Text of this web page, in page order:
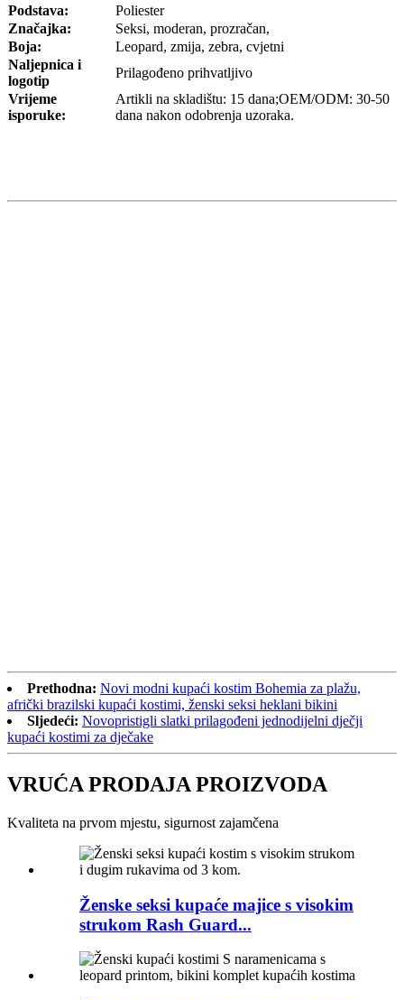
Podstava:
Poliester
Značajka:
Seksi, moderan, prozračan,
Boja:
Leopard, zmija, zebra, cvjetni
Naljepnica i
logotip
Prilagođeno prihvatljivo
Vrijeme
isporuke:
Artikli na skladištu: 15 dana;OEM/ODM: 30-50
dana nakon odobrenja uzoraka.
Prethodna: Novi modni kupaći kostim Bohemia za plažu,
afrički brazilski kupaći kostimi, ženski seksi heklani bikini
Sljedeći: Novopristigli slatki prilagođeni jednodijelni dječji
kupaći kostimi za dječake
VRUĆA PRODAJA PROIZVODA
Kvaliteta na prvom mjestu, sigurnost zajamčena
Ženske seksi kupaće majice s visokim
strukom Rash Guard...